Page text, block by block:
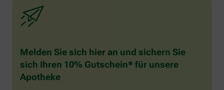
Melden Sie sich hier an und sichern Sie
sich Ihren 10% Gutschein* für unsere
Apotheke